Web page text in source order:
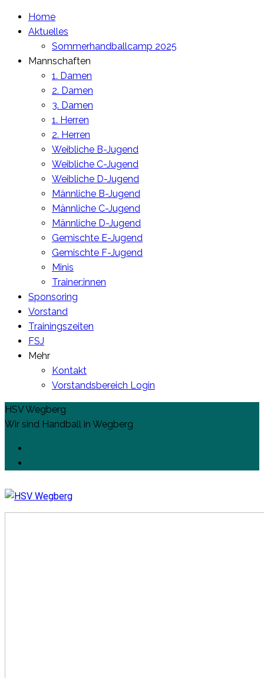
Home
Aktuelles
Sommerhandballcamp 2025
Mannschaften
1. Damen
2. Damen
3. Damen
1. Herren
2. Herren
Weibliche B-Jugend
Weibliche C-Jugend
Weibliche D-Jugend
Männliche B-Jugend
Männliche C-Jugend
Männliche D-Jugend
Gemischte E-Jugend
Gemischte F-Jugend
Minis
Trainer:innen
Sponsoring
Vorstand
Trainingszeiten
FSJ
Mehr
Kontakt
Vorstandsbereich Login
HSV Wegberg
Wir sind Handball in Wegberg